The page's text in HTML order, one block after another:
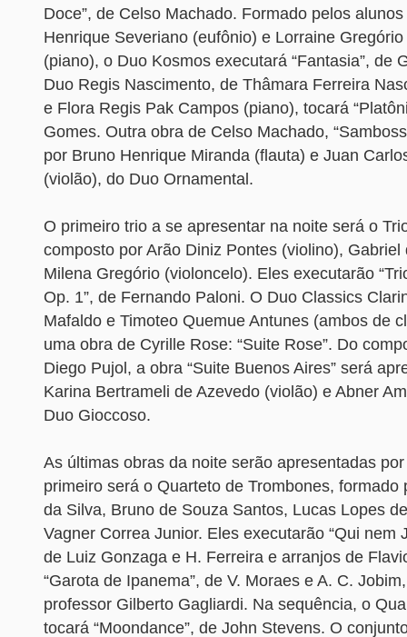
Doce”, de Celso Machado. Formado pelos
Henrique Severiano (eufônio) e Lorraine
(piano), o Duo Kosmos executará “Fantasia”, de
Duo Regis Nascimento, de Thâmara Ferreira
e Flora Regis Pak Campos (piano), tocará
Gomes. Outra obra de Celso Machado,
por Bruno Henrique Miranda (flauta) e Juan
(violão), do Duo Ornamental.
O primeiro trio a se apresentar na noite será o
composto por Arão Diniz Pontes (violino),
Milena Gregório (violoncelo). Eles executarão
Op. 1”, de Fernando Paloni. O Duo Classics
Mafaldo e Timoteo Quemue Antunes (ambos de
uma obra de Cyrille Rose: “Suite Rose”. Do
Diego Pujol, a obra “Suite Buenos Aires” será
Karina Bertrameli de Azevedo (violão) e Abner
Duo Gioccoso.
As últimas obras da noite serão apresentadas
primeiro será o Quarteto de Trombones, formado
da Silva, Bruno de Souza Santos, Lucas Lopes
Vagner Correa Junior. Eles executarão “Qui nem
de Luiz Gonzaga e H. Ferreira e arranjos de
“Garota de Ipanema”, de V. Moraes e A. C.
professor Gilberto Gagliardi. Na sequência, o
tocará “Moondance”, de John Stevens. O